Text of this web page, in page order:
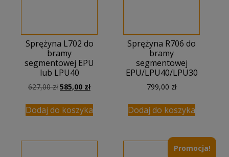
Sprężyna L702 do
bramy
segmentowej EPU
lub LPU40
627,00zł Pierwotna
wynosiła:
627,00 zł.
585,00 złAktualna
wynosi:
585,00 zł.
Dodaj do koszyka
Sprężyna R706 do
bramy
segmentowej
EPU/LPU40/LPU30
799,00 zł
Dodaj do koszyka
Promocja!